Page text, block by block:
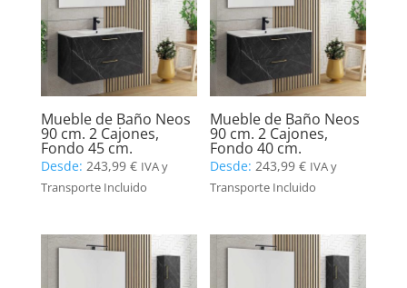
Mueble de Baño Neos
90 cm. 2 Cajones,
Fondo 45 cm.
Desde: 243,99 € IVA y
Transporte Incluido
Mueble de Baño Neos
90 cm. 2 Cajones,
Fondo 40 cm.
Desde:243,99€ IVA y
Transporte Incluido